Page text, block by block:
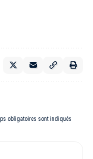
obligatoires sont indiqués